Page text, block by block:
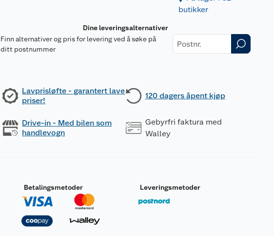
butikker
Dine leveringsalternativer
Finn alternativer og pris for levering ved å søke på
ditt postnummer
Lavprisløfte - garantert lave
priser!
120 dagers åpent kjøp
Drive-in - Med bilen som
handlevogn
Gebyrfri faktura med
Walley
Betalingsmetoder Leveringsmetoder